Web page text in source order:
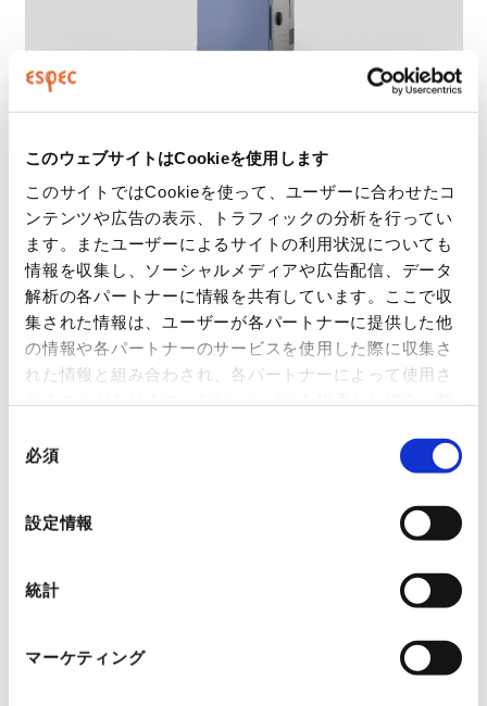
このウェブサイトはCookieを使用します
このサイトではCookieを使って、ユーザーに合わせたコ
ンテンツや広告の表示、トラフィックの分析を行ってい
ます。またユーザーによるサイトの利用状況についても
情報を収集し、ソーシャルメディアや広告配信、データ
解析の各パートナーに情報を共有しています。ここで収
集された情報は、ユーザーが各パートナーに提供した他
の情報や各パートナーのサービスを使用した際に収集さ
れた情報と組み合わされ、各パートナーによって使用さ
示されないことがあります。
> プライバシーポリシー
必須
設定情報
統計
マーケティング
主な仕様
製造年 2021年製
温度範囲(℃) -60〜+150
内法(cm)
重量(kg)